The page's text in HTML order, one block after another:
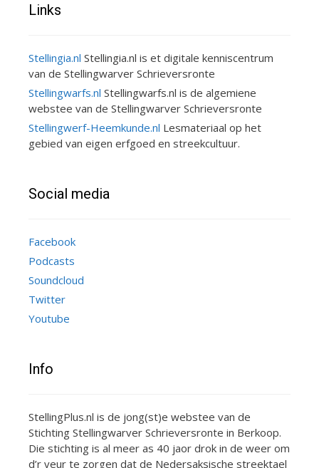
Links
Stellingia.nl Stellingia.nl is et digitale kenniscentrum
van de Stellingwarver Schrieversronte
Stellingwarfs.nl Stellingwarfs.nl is de algemiene
webstee van de Stellingwarver Schrieversronte
Stellingwerf-Heemkunde.nl Lesmateriaal op het
gebied van eigen erfgoed en streekcultuur.
Social media
Facebook
Podcasts
Soundcloud
Twitter
Youtube
Info
StellingPlus.nl is de jong(st)e webstee van de
Stichting Stellingwarver Schrieversronte in Berkoop.
Die stichting is al meer as 40 jaor drok in de weer om
d’r veur te zorgen dat de Nedersaksische streektael